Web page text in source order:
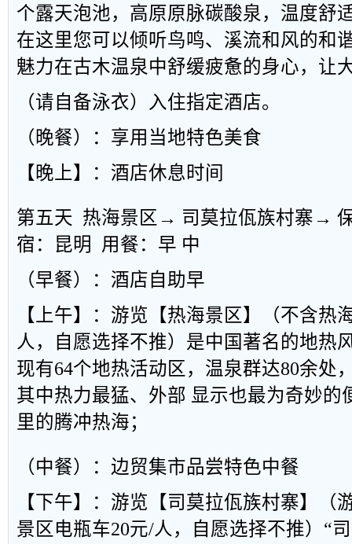
个露天泡池，高原原脉碳酸泉，温度舒
在这里您可以倾听鸟鸣、溪流和风的和
魅力在古木温泉中舒缓疲惫的身心，让
（请自备泳衣）入住指定酒店。
（晚餐）：享用当地特色美食
【晚上】：酒店休息时间
第五天 热海景区→ 司莫拉佤族村寨→
宿：昆明 用餐：早 中
（早餐）：酒店自助早
【上午】：游览【热海景区】（不含热
人，自愿选择不推）是中国著名的地热
现有64个地热活动区，温泉群达80余处
其中热力最猛、外部 显示也最为奇妙的
里的腾冲热海；
（中餐）：边贸集市品尝特色中餐
【下午】：游览【司莫拉佤族村寨】（
景区电瓶车20元/人，自愿选择不推）“